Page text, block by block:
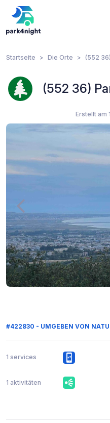
Startseite Die Orte (552
(552 36)
Erstellt am
#422830 - UMGEBEN VON
1 services
1 aktivitäten